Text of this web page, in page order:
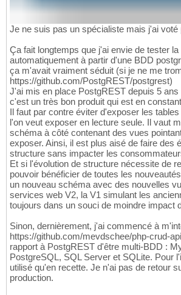
Je ne suis pas un spécialiste mais j'ai voté
Ça fait longtemps que j'ai envie de tester
automatiquement à partir d'une BDD
ça m'avait vraiment séduit (si je ne me
https://github.com/PostgREST/postgrest)
J'ai mis en place PostgREST depuis 5
c'est un très bon produit qui est en
Il faut par contre éviter d'exposer les
l'on veut exposer en lecture seule. Il vaut
schéma à côté contenant des vues
exposer. Ainsi, il est plus aisé de faire des
structure sans impacter les
Et si l'évolution de structure nécessite de
pouvoir bénéficier de toutes les
un nouveau schéma avec des nouvelles
services web V2, la V1 simulant les
toujours dans un souci de moindre impact
Sinon, dernièrement, j'ai commencé à
https://github.com/mevdschee/php-crud-
rapport à PostgREST d'être multi-BDD :
PostgreSQL, SQL Server et SQLite. Pour
utilisé qu'en recette. Je n'ai pas de retour
production.